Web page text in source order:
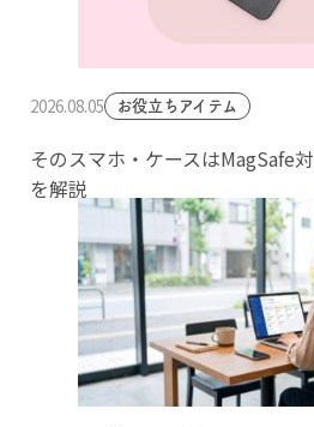
2026.08.05 お役立ちアイテム
そのスマホ・ケースはMagSafe
を解説